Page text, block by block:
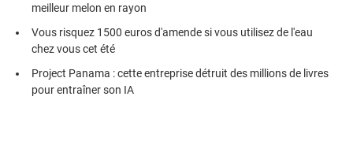
meilleur melon en rayon
Vous risquez 1500 euros d'amende si vous utilisez de l'eau
chez vous cet été
Project Panama : cette entreprise détruit des millions de livres
pour entraîner son IA